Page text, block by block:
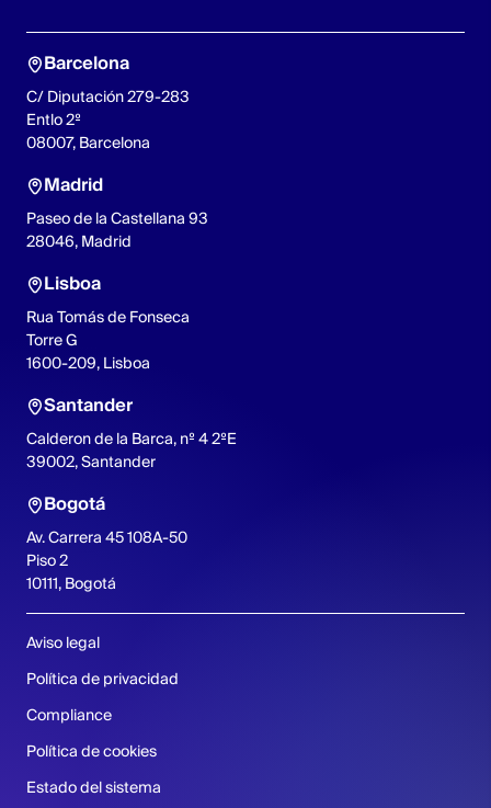
Barcelona
C/ Diputación 279-283
Entlo 2º
08007, Barcelona
Madrid
Paseo de la Castellana 93
28046, Madrid
Lisboa
Rua Tomás de Fonseca
Torre G
1600-209, Lisboa
Santander
Calderon de la Barca, nº 4 2ºE
39002, Santander
Bogotá
Av. Carrera 45 108A-50
Piso 2
10111, Bogotá
Aviso legal
Política de privacidad
Compliance
Política de cookies
Estado del sistema